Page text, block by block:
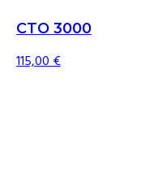
CTO 3000
115,00€